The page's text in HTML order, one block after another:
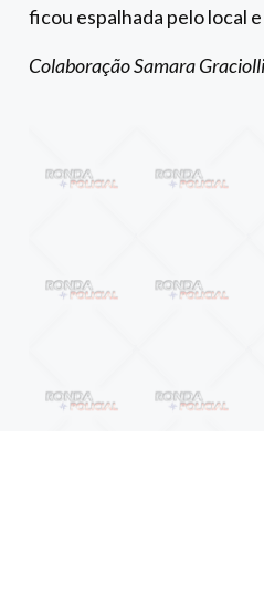
ficou espalhada pelo local
Colaboração Samara Graciolli